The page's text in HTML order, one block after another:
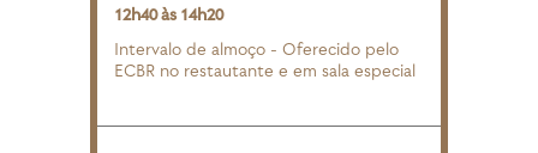
12h40 às 14h20
Intervalo de almoço - Oferecido pelo
ECBR no restautante e em sala especial